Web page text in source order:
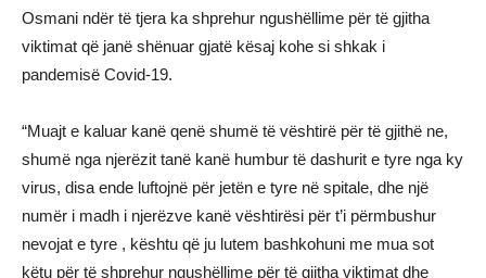
Osmani ndër të tjera ka shprehur ngushëllime për të gjitha
viktimat që janë shënuar gjatë kësaj kohe si shkak i
pandemisë Covid-19.
“Muajt e kaluar kanë qenë shumë të vështirë për të gjithë ne,
shumë nga njerëzit tanë kanë humbur të dashurit e tyre nga ky
virus, disa ende luftojnë për jetën e tyre në spitale, dhe një
numër i madh i njerëzve kanë vështirësi për t’i përmbushur
nevojat e tyre , kështu që ju lutem bashkohuni me mua sot
këtu për të shprehur ngushëllime për të gjitha viktimat dhe